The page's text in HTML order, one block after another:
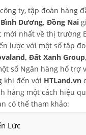
ty, tập đoàn hàng
Dương, Đồng Nai
mới nhất về thị trường
lược với một số tập
Đất Xanh
số Ngân hàng hổ trợ
khi đến với HTLand.vn
hàng một cách hiệu
có thể tham khảo:
Lức